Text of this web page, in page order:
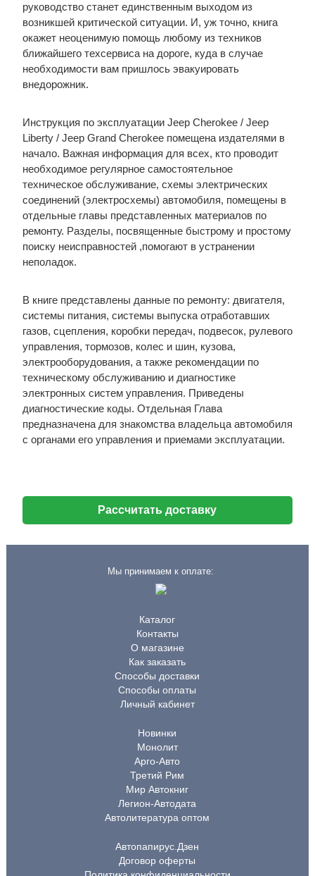
руководство станет единственным выходом из
возникшей критической ситуации. И, уж точно, книга
окажет неоценимую помощь любому из техников
ближайшего техсервиса на дороге, куда в случае
необходимости вам пришлось эвакуировать
внедорожник.
Инструкция по эксплуатации Jeep Cherokee / Jeep
Liberty / Jeep Grand Cherokee помещена издателями в
начало. Важная информация для всех, кто проводит
необходимое регулярное самостоятельное
техническое обслуживание, схемы электрических
соединений (электросхемы) автомобиля, помещены в
отдельные главы представленных материалов по
ремонту. Разделы, посвященные быстрому и простому
поиску неисправностей ,помогают в устранении
неполадок.
В книге представлены данные по ремонту: двигателя,
системы питания, системы выпуска отработавших
газов, сцепления, коробки передач, подвесок, рулевого
управления, тормозов, колес и шин, кузова,
электрооборудования, а также рекомендации по
техническому обслуживанию и диагностике
электронных систем управления. Приведены
диагностические коды. Отдельная Глава
предназначена для знакомства владельца автомобиля
с органами его управления и приемами эксплуатации.
Рассчитать доставку
Мы принимаем к оплате:
Каталог
Контакты
О магазине
Как заказать
Способы доставки
Способы оплаты
Личный кабинет
Новинки
Монолит
Арго-Авто
Третий Рим
Мир Автокниг
Легион-Автодата
Автолитература оптом
Автопапирус.Дзен
Договор оферты